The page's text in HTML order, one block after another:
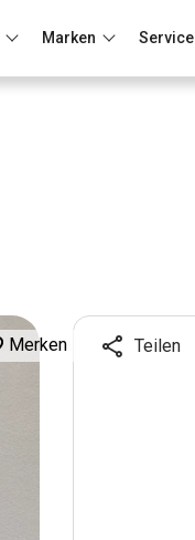
Marken Service
Merken Teilen